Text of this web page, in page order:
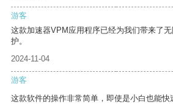
游客
这款加速器VPM应用程序已经为我们带来了
护。
2024-11-04
游客
这款软件的操作非常简单，即使是小白也能快